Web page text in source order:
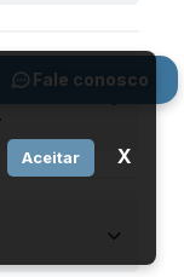
Fale conosco
Aceitar X